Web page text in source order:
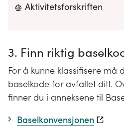
Aktivitetsforskriften
3. Finn riktig
For å kunne klassifisere må
baselkode for avfallet ditt.
finner du i anneksene til
Baselkonvensjonen